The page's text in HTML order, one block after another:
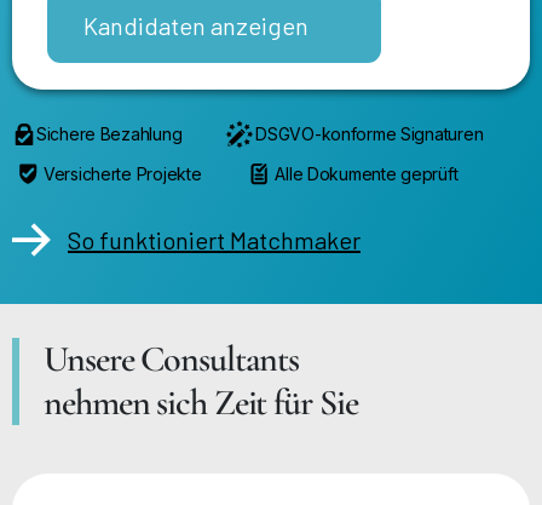
Kandidaten anzeigen
Sichere Bezahlung
DSGVO-konforme Signaturen
Versicherte Projekte
Alle Dokumente geprüft
So funktioniert Matchmaker
Unsere Consultants
nehmen sich Zeit für Sie